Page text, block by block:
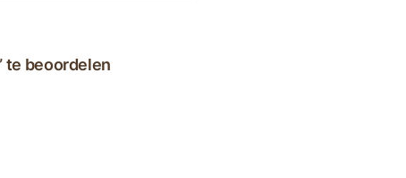
te beoordelen